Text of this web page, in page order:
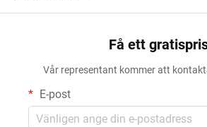
Få ett
Vår representant kommer att
E-post